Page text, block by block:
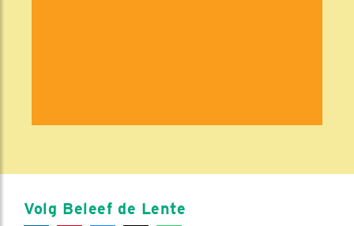
Volg Beleef de Lente